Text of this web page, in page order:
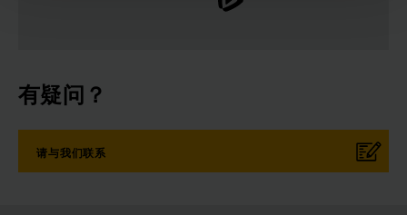
有疑问？
请与我们联系